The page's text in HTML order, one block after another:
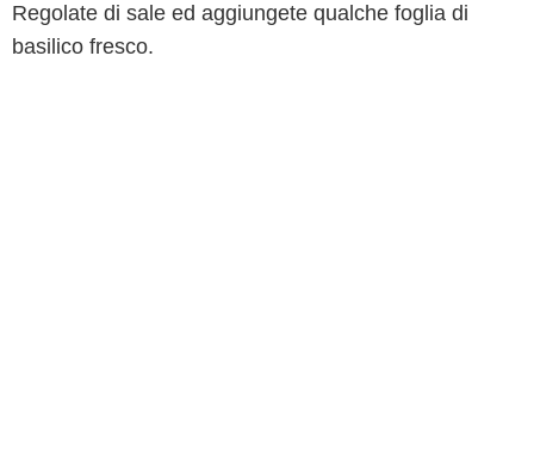
Regolate di sale ed aggiungete qualche foglia di
basilico fresco.